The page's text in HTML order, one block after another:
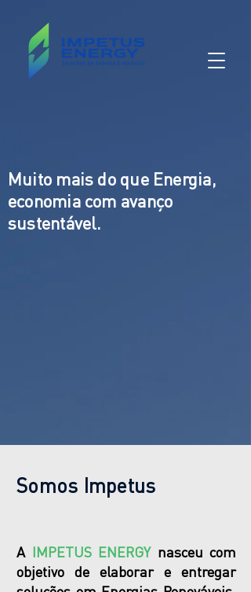
Muito mais do que Energia,
economia com avanço
sustentável.
Somos Impetus
A IMPETUS ENERGY nasceu com
objetivo de elaborar e entregar